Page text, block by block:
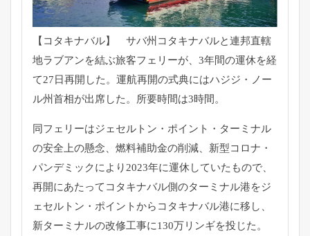
【コタキナバル】 サバ州コタキナバルと連邦直轄
地ラブアンを結ぶ旅客フェリーが、 3年間の運休を経
て27日再開した。運航再開の式典にはハジジ・
ノー
ル州首相が出席した。所要時間は3時間。
同フェリーはジェセルトン・ポイント・ ターミナル
の安全上の懸念、燃料補助金の削減、新型コロナ・
パンデミックにより2023年に運休していたもので、
再開にあたってコタキナバル側のターミナル港をジ
ェセルトン・ ポイントからコタキナバル港に移し、
新ターミナルの改修工事に130万リンギを投じた。